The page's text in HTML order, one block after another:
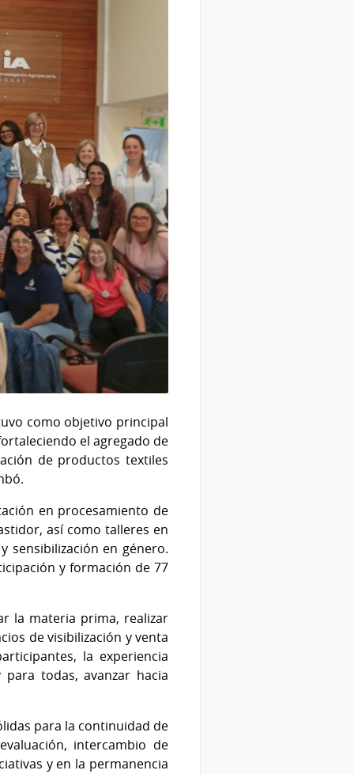
como objetivo principal
el agregado de
de productos textiles
en procesamiento de
así como talleres en
sensibilización en género.
y formación de 77
la materia prima, realizar
de visibilización y venta
la experiencia
todas, avanzar hacia
para la continuidad de
intercambio de
y en la permanencia